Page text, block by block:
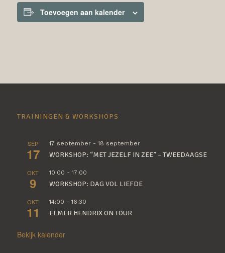
Toevoegen aan kalender
TRAININGEN & WORKSHOPS
SEP
17
17 september- 18 september
WORKSHOP: “MET JEZELF IN ZEE” – TWEEDAAGSE
OKT
9
10:00 - 17:00
WORKSHOP: DAG VOL LIEFDE
OKT
11
14:00 - 16:30
ELMER HENDRIX ON TOUR
Bekijk kalender